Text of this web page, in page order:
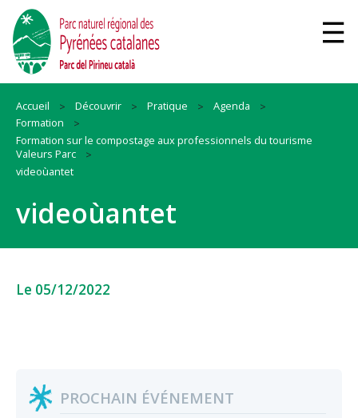
Accueil Découvrir Pratique
Agenda
Formation
Formation sur le compostage aux professionnels du tourisme
Valeurs Parc
videoùantet
videoùantet
Le 05/12/2022
PROCHAIN ÉVÉNEMENT